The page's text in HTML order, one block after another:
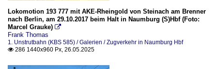
Lokomotion 193 777 mit AKE-Rheingold von Steinach am Brenner
nach Berlin, am 29.10.2017 beim Halt in Naumburg (S)Hbf (Foto:
Marcel Grauke) 
Frank Thomas
1. Unstrutbahn (KBS 585) / Galerien / Zugverkehr in Naumburg Hbf
 286 1440x960 Px, 26.05.2025